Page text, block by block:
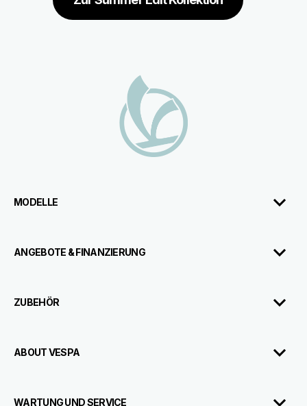
MODELLE
ANGEBOTE & FINANZIERUNG
ZUBEHÖR
ABOUT VESPA
WARTUNG UND SERVICE